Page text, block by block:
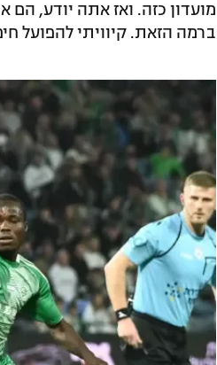
מועדון כזה. ואז אתה יודע, הם
ברמה הזאת. קיוויתי להפועל